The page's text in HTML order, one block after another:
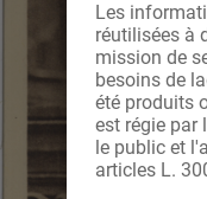
Les
réutilisées à
mission de
besoins de
été produits
est régie par
le public et
articles L.